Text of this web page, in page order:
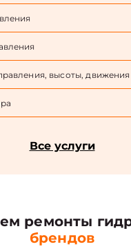
высоты, движения
Все услуги
ремонты
брендов